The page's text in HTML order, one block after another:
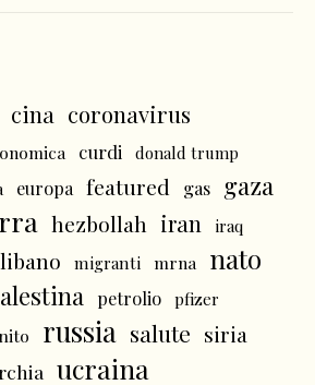
cina coronavirus
curdi donald trump
europa featured gas gaza
hezbollah iran iraq
libano migranti mrna nato
petrolio pfizer
russia salute siria
ucraina